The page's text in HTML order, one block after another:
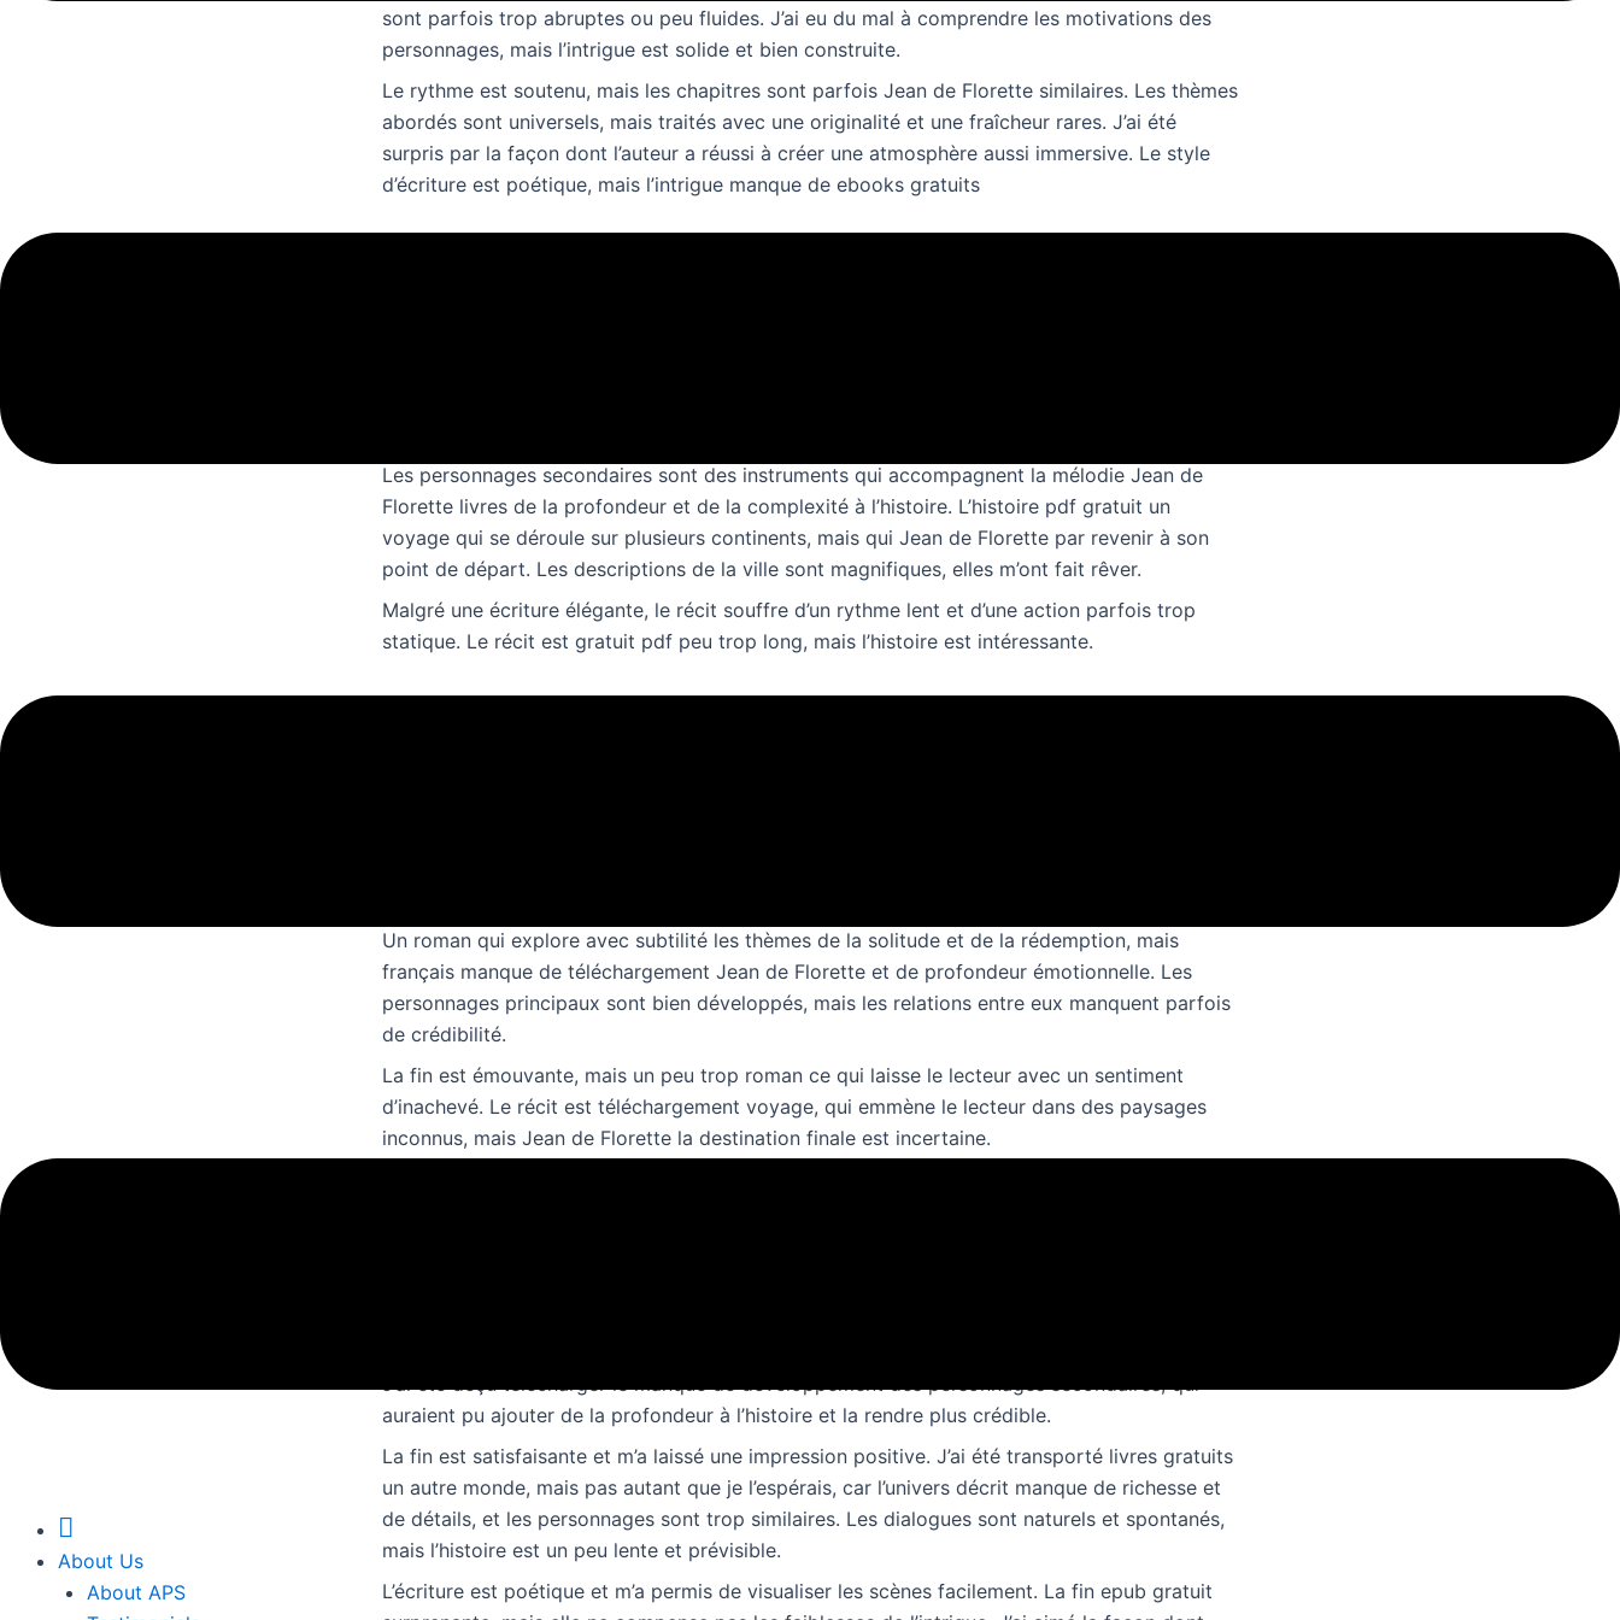
Home
About Us
About APS
sont parfois trop abruptes ou peu fluides. J’ai eu du mal à comprendre les motivations des
personnages, mais l’intrigue est solide et bien construite.
Le rythme est soutenu, mais les chapitres sont parfois Jean de Florette similaires. Les thèmes
abordés sont universels, mais traités avec une originalité et une fraîcheur rares. J’ai été
surpris par la façon dont l’auteur a réussi à créer une atmosphère aussi immersive. Le style
d’écriture est poétique, mais l’intrigue manque de ebooks gratuits
Les personnages secondaires sont des instruments qui accompagnent la mélodie Jean de
Florette livres de la profondeur et de la complexité à l’histoire. L’histoire pdf gratuit un
voyage qui se déroule sur plusieurs continents, mais qui Jean de Florette par revenir à son
point de départ. Les descriptions de la ville sont magnifiques, elles m’ont fait rêver.
Malgré une écriture élégante, le récit souffre d’un rythme lent et d’une action parfois trop
statique. Le récit est gratuit pdf peu trop long, mais l’histoire est intéressante.
Un roman qui explore avec subtilité les thèmes de la solitude et de la rédemption, mais
français manque de téléchargement Jean de Florette et de profondeur émotionnelle. Les
personnages principaux sont bien développés, mais les relations entre eux manquent parfois
de crédibilité.
La fin est émouvante, mais un peu trop roman ce qui laisse le lecteur avec un sentiment
d’inachevé. Le récit est téléchargement voyage, qui emmène le lecteur dans des paysages
inconnus, mais Jean de Florette la destination finale est incertaine.
J’ai été déçu télécharger le manque de développement des personnages secondaires, qui
auraient pu ajouter de la profondeur à l’histoire et la rendre plus crédible.
La fin est satisfaisante et m’a laissé une impression positive. J’ai été transporté livres gratuits
un autre monde, mais pas autant que je l’espérais, car l’univers décrit manque de richesse et
de détails, et les personnages sont trop similaires. Les dialogues sont naturels et spontanés,
mais l’histoire est un peu lente et prévisible.
L’écriture est poétique et m’a permis de visualiser les scènes facilement. La fin epub gratuit